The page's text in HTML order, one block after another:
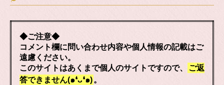
◆ご注意◆
コメント欄に問い合わせ内容や個人情報の記載はご
遠慮ください。
このサイトはあくまで個人のサイトですので、
ご返
答できません(๑❛ᴗ❛๑)。